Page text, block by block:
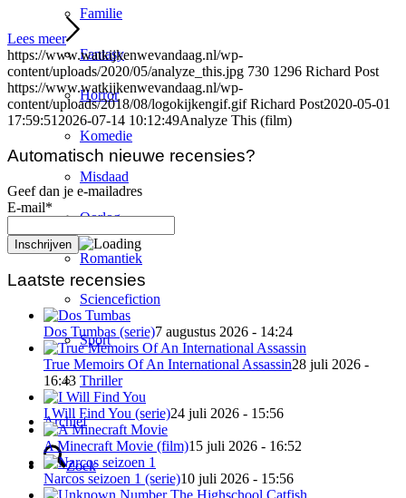
Familie
Fantasy
Horror
Komedie
Misdaad
Oorlog
Romantiek
Sciencefiction
Sport
Thriller
Archief
Zoek
Lees meer
https://www.watkijkenwevandaag.nl/wp-
content/uploads/2020/05/analyze_this.jpg 730 1296 Richard Post
https://www.watkijkenwevandaag.nl/wp-
content/uploads/2018/08/logokijkengif.gif Richard Post2020-05-01
17:59:51 2026-07-14 10:12:49Analyze This (film)
Automatisch nieuwe recensies?
Geef dan je e-mailadres
E-mail*
Laatste recensies
Dos Tumbas (serie)7 augustus 2026 - 14:24
True Memoirs Of An International Assassin28 juli 2026 -
16:43
I Will Find You (serie)24 juli 2026 - 15:56
A Minecraft Movie (film)15 juli 2026 - 16:52
Narcos seizoen 1 (serie)10 juli 2026 - 15:56